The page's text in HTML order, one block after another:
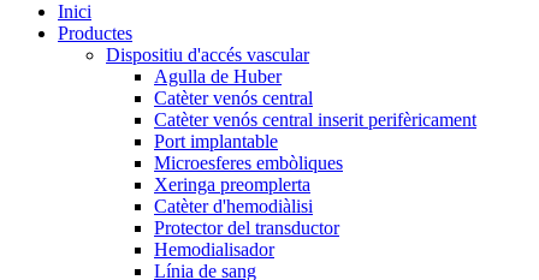
Inici
Productes
Dispositiu d'accés vascular
Agulla de Huber
Catèter venós central
Catèter venós central inserit perifèricament
Port implantable
Microesferes embòliques
Xeringa preomplerta
Catèter d'hemodiàlisi
Protector del transductor
Hemodialisador
Línia de sang